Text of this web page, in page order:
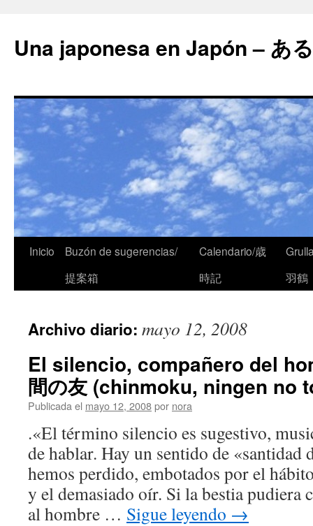
Una japonesa en Japón – あ
Inicio
Buzón de sugerencias/
提案箱
Calendario/歳
時記
羽鶴
Archivo diario: mayo 12, 2008
El silencio, compañero del
間の友 (chinmoku, ningen no
Publicada el mayo 12, 2008por nora
.«El término silencio es sugestivo,
de hablar. Hay un sentido de «santidad
hemos perdido, embotados por el
y el demasiado oír. Si la bestia pudiera
al hombre … Sigue leyendo →